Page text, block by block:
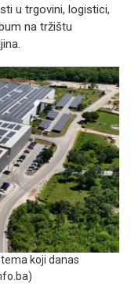
u trgovini, logistici,
na tržištu
koji danas